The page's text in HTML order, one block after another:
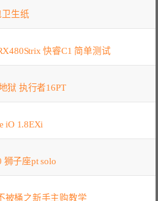
生纸
快睿C1 简单测试
狱 执行者16PT
iO 1.8EXi
狮子座pt solo
被桶之新手主购教学